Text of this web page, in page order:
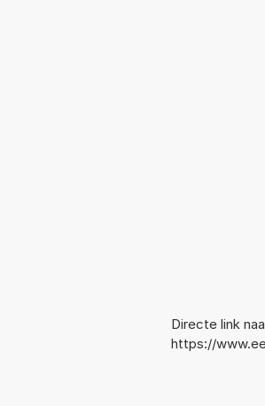
Directe link
https://